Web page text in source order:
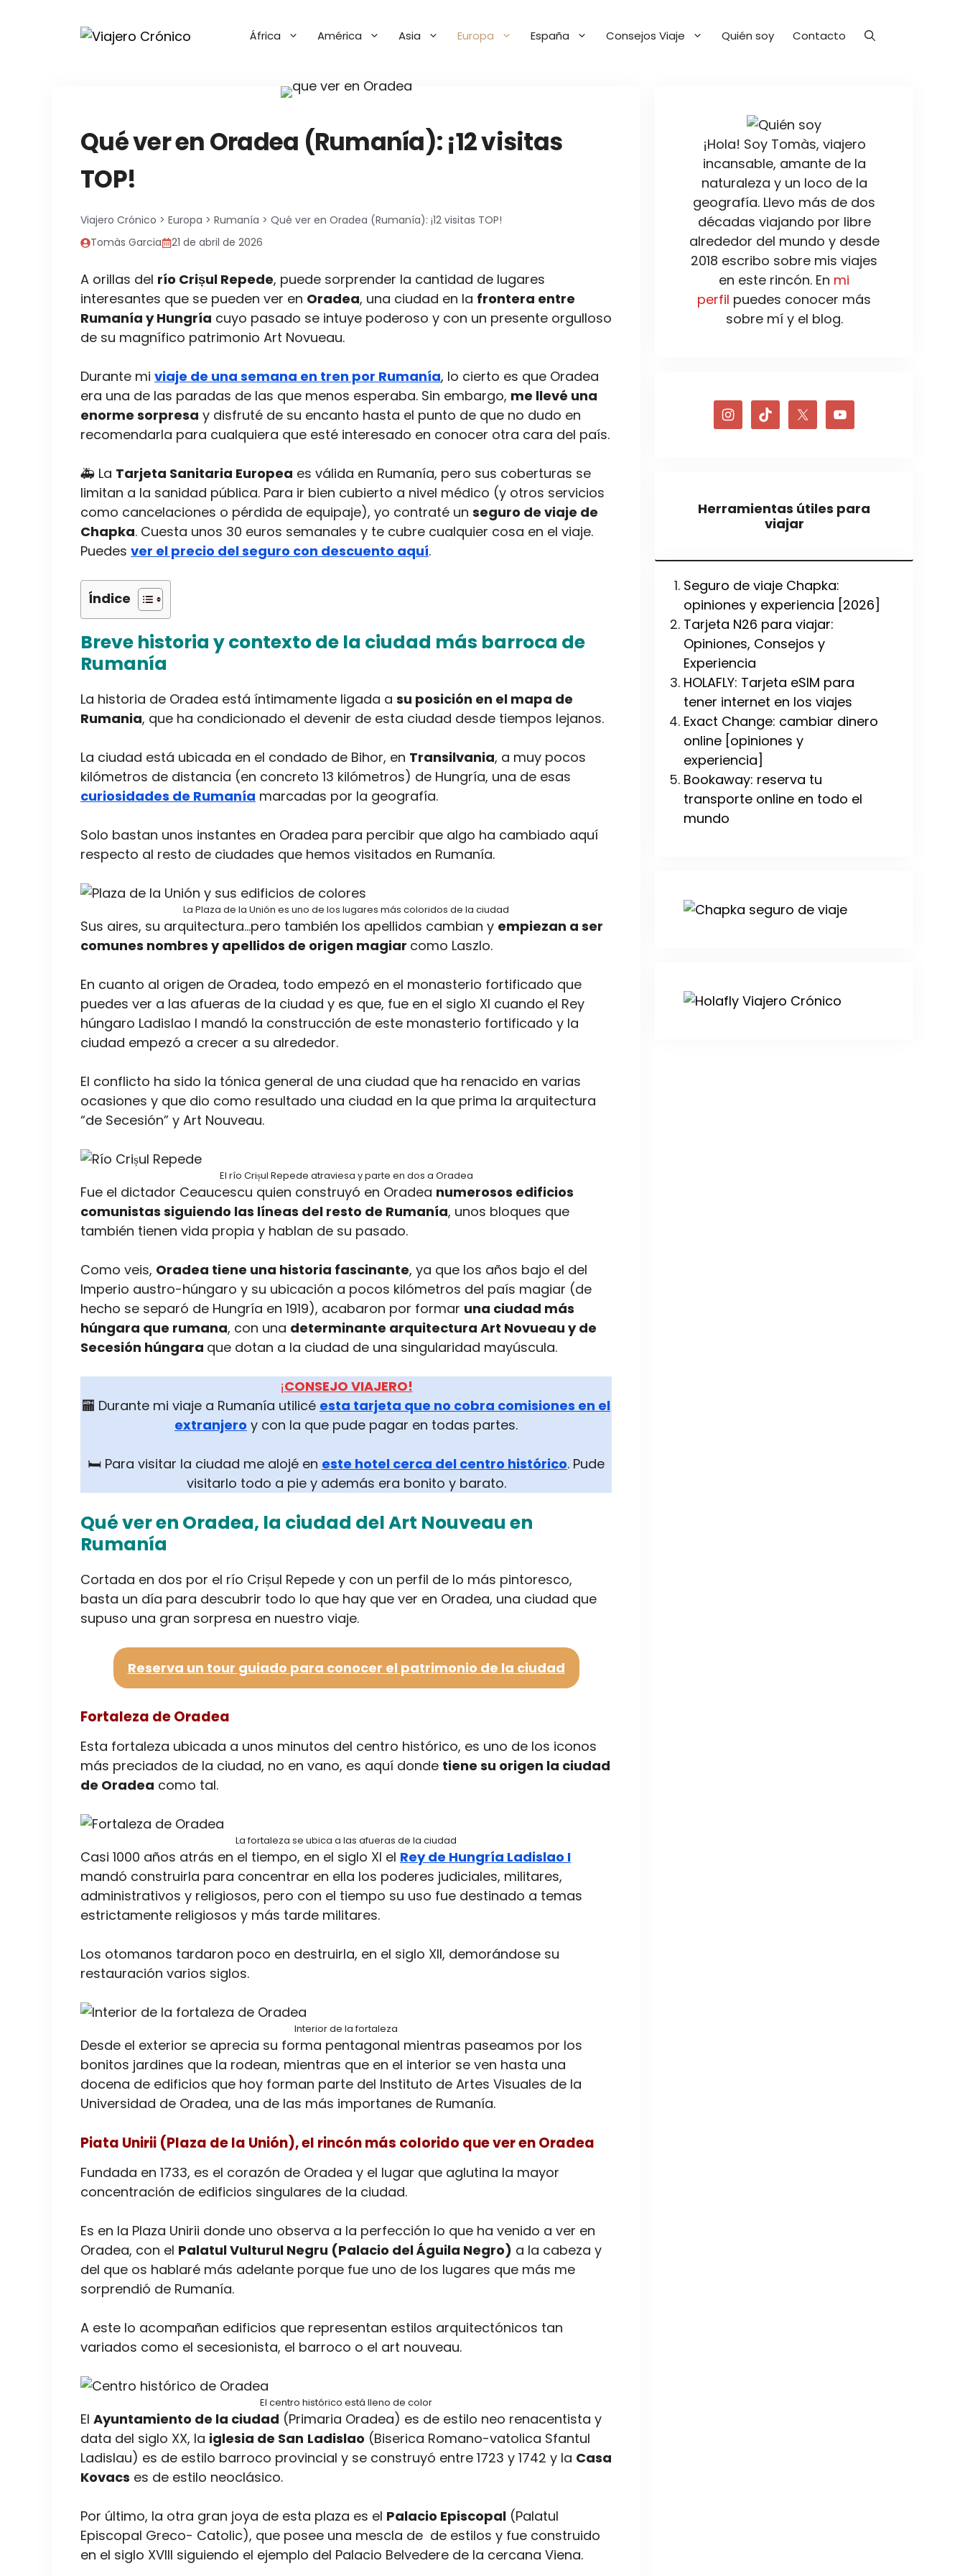
África América Asia Europa España Consejos Viaje Quién soy Contacto
Qué ver en Oradea (Rumanía): ¡12 visitas
TOP!
Viajero Crónico > Europa > Rumanía > Qué ver en Oradea (Rumanía): ¡12 visitas TOP!
Tomàs Garcia
21 de abril de 2026
A orillas del río Crișul Repede, puede sorprender la cantidad de lugares
interesantes que se pueden ver en Oradea, una ciudad en la frontera entre
Rumanía y Hungría cuyo pasado se intuye poderoso y con un presente orgulloso
de su magnífico patrimonio Art Novueau.
Durante mi viaje de una semana en tren por Rumanía, lo cierto es que Oradea
era una de las paradas de las que menos esperaba. Sin embargo, me llevé una
enorme sorpresa y disfruté de su encanto hasta el punto de que no dudo en
recomendarla para cualquiera que esté interesado en conocer otra cara del país.
🚑 La Tarjeta Sanitaria Europea es válida en Rumanía, pero sus coberturas se
limitan a la sanidad pública. Para ir bien cubierto a nivel médico (y otros servicios
como cancelaciones o pérdida de equipaje), yo contraté un seguro de viaje de
Chapka. Cuesta unos 30 euros semanales y te cubre cualquier cosa en el viaje.
Puedes ver el precio del seguro con descuento aquí.
Índice
Breve historia y contexto de la ciudad más barroca de
Rumanía
La historia de Oradea está íntimamente ligada a su posición en el mapa de
Rumania, que ha condicionado el devenir de esta ciudad desde tiempos lejanos.
La ciudad está ubicada en el condado de Bihor, en Transilvania, a muy pocos
kilómetros de distancia (en concreto 13 kilómetros) de Hungría, una de esas
curiosidades de Rumanía marcadas por la geografía.
Solo bastan unos instantes en Oradea para percibir que algo ha cambiado aquí
respecto al resto de ciudades que hemos visitados en Rumanía.
La Plaza de la Unión es uno de los lugares más coloridos de la ciudad
Sus aires, su arquitectura…pero también los apellidos cambian y empiezan a ser
comunes nombres y apellidos de origen magiar como Laszlo.
En cuanto al origen de Oradea, todo empezó en el monasterio fortificado que
puedes ver a las afueras de la ciudad y es que, fue en el siglo XI cuando el Rey
húngaro Ladislao I mandó la construcción de este monasterio fortificado y la
ciudad empezó a crecer a su alrededor.
El conflicto ha sido la tónica general de una ciudad que ha renacido en varias
ocasiones y que dio como resultado una ciudad en la que prima la arquitectura
“de Secesión” y Art Nouveau.
El río Crișul Repede atraviesa y parte en dos a Oradea
Fue el dictador Ceaucescu quien construyó en Oradea numerosos edificios
comunistas siguiendo las líneas del resto de Rumanía, unos bloques que
también tienen vida propia y hablan de su pasado.
Como veis, Oradea tiene una historia fascinante, ya que los años bajo el del
Imperio austro-húngaro y su ubicación a pocos kilómetros del país magiar (de
hecho se separó de Hungría en 1919), acabaron por formar una ciudad más
húngara que rumana, con una determinante arquitectura Art Novueau y de
Secesión húngara que dotan a la ciudad de una singularidad mayúscula.
¡CONSEJO VIAJERO!
🏧 Durante mi viaje a Rumanía utilicé esta tarjeta que no cobra comisiones en el
extranjero y con la que pude pagar en todas partes.
🛏️ Para visitar la ciudad me alojé en este hotel cerca del centro histórico. Pude
visitarlo todo a pie y además era bonito y barato.
Qué ver en Oradea, la ciudad del Art Nouveau en
Rumanía
Cortada en dos por el río Crișul Repede y con un perfil de lo más pintoresco,
basta un día para descubrir todo lo que hay que ver en Oradea, una ciudad que
supuso una gran sorpresa en nuestro viaje.
Reserva un tour guiado para conocer el patrimonio de la ciudad
Fortaleza de Oradea
Esta fortaleza ubicada a unos minutos del centro histórico, es uno de los iconos
más preciados de la ciudad, no en vano, es aquí donde tiene su origen la ciudad
de Oradea como tal.
La fortaleza se ubica a las afueras de la ciudad
Casi 1000 años atrás en el tiempo, en el siglo XI el Rey de Hungría Ladislao I
mandó construirla para concentrar en ella los poderes judiciales, militares,
administrativos y religiosos, pero con el tiempo su uso fue destinado a temas
estrictamente religiosos y más tarde militares.
Los otomanos tardaron poco en destruirla, en el siglo XII, demorándose su
restauración varios siglos.
Interior de la fortaleza
Desde el exterior se aprecia su forma pentagonal mientras paseamos por los
bonitos jardines que la rodean, mientras que en el interior se ven hasta una
docena de edificios que hoy forman parte del Instituto de Artes Visuales de la
Universidad de Oradea, una de las más importanes de Rumanía.
Piata Unirii (Plaza de la Unión), el rincón más colorido que ver en Oradea
Fundada en 1733, es el corazón de Oradea y el lugar que aglutina la mayor
concentración de edificios singulares de la ciudad.
Es en la Plaza Unirii donde uno observa a la perfección lo que ha venido a ver en
Oradea, con el Palatul Vulturul Negru (Palacio del Águila Negro) a la cabeza y
del que os hablaré más adelante porque fue uno de los lugares que más me
sorprendió de Rumanía.
A este lo acompañan edificios que representan estilos arquitectónicos tan
variados como el secesionista, el barroco o el art nouveau.
El centro histórico está lleno de color
El Ayuntamiento de la ciudad (Primaria Oradea) es de estilo neo renacentista y
data del siglo XX, la iglesia de San Ladislao (Biserica Romano-vatolica Sfantul
Ladislau) es de estilo barroco provincial y se construyó entre 1723 y 1742 y la Casa
Kovacs es de estilo neoclásico.
Por último, la otra gran joya de esta plaza es el Palacio Episcopal (Palatul
Episcopal Greco- Catolic), que posee una mescla de de estilos y fue construido
en el siglo XVIII siguiendo el ejemplo del Palacio Belvedere de la cercana Viena.
¡Hola! Soy Tomàs, viajero
incansable, amante de la
naturaleza y un loco de la
geografía. Llevo más de dos
décadas viajando por libre
alrededor del mundo y desde
2018 escribo sobre mis viajes
en este rincón. En mi
perfil puedes conocer más
sobre mí y el blog.
Herramientas útiles para
viajar
Seguro de viaje Chapka:
opiniones y experiencia [2026]
Tarjeta N26 para viajar:
Opiniones, Consejos y
Experiencia
HOLAFLY: Tarjeta eSIM para
tener internet en los viajes
Exact Change: cambiar dinero
online [opiniones y
experiencia]
Bookaway: reserva tu
transporte online en todo el
mundo